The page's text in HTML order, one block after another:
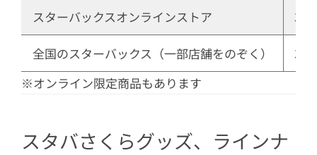
ボトル532ml
2.8SAKURA2024タンブラーナチュラ
ル355ml
2.9 SAKURA2024ダブルウォール耐熱
2.10SAKURA2024ステンレスマグペタ
スターバックスオンラインストア
3月
全国のスターバックス（一部店舗をのぞく）
3月
※オンライン限定商品もあります
スタバさくらグッズ、ラインナ